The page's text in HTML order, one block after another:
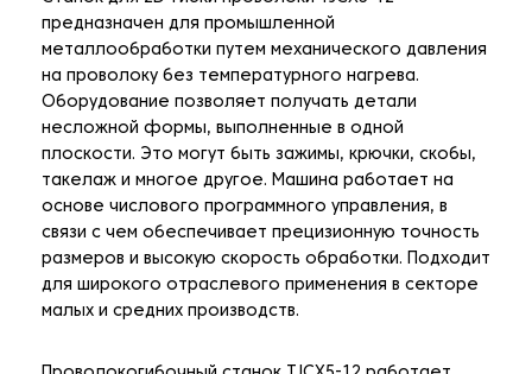
предназначен для промышленной
металлообработки путем механического давления
на проволоку без температурного нагрева.
Оборудование позволяет получать детали
несложной формы, выполненные в одной
плоскости. Это могут быть зажимы, крючки, скобы,
такелаж и многое другое. Машина работает на
основе числового программного управления, в
связи с чем обеспечивает прецизионную точность
размеров и высокую скорость обработки. Подходит
для широкого отраслевого применения в секторе
малых и средних производств.